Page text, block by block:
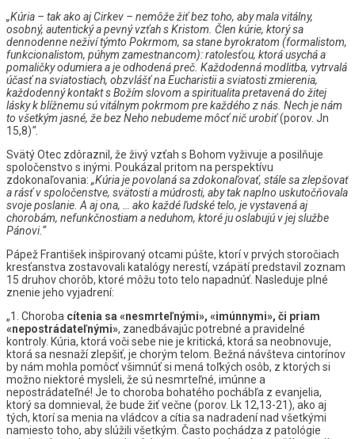
„Kúria – takako aj Cirkev – nemôžežiťbeztoho, abymalavitálny,
osobný, autentickýapevnývzťahsKristom. Člen kúrie, ktorýsa
dennodenneneživítýmto Pokrmom, sastanebyrokratom (formalistom,
funkcionalistom, púhym zamestnancom):ratolesťou, ktoráusycháa
pomaličkyodumieraajeodhodenápreč. Každodennámodlitba, vytrvalá
účasťnasviatostiach, obzvlášťnaEucharistiiasviatostizmierenia,
každodennýkontaktsBožím slovom aspiritualitapretavenádo žitej
láskykblížnemusúvitálnym pokrmom prekaždého znás. Nechjenám
to všetkým jasné, žebezNeho nebudememôcťničurobiť(porov. Jn
15,8)“.
Svätý Otec zdôraznil, že živý vzťah s Bohom vyživuje a posilňuje
spoločenstvo s inými. Poukázal pritom na perspektívu
zdokonaľovania: „Kúriajepovolanásazdokonaľovať, stálesazlepšovať
arásťvspoločenstve, svätostiamúdrosti, abytaknaplno uskutočňovala
svojeposlanie. A ajona, ako každéľudskételo, jevystavenáaj
chorobám, nefunkčnostiam aneduhom, ktoréjuoslabujúvjejslužbe
Pánovi.“
Pápež František inšpirovaný otcami púšte, ktorí v prvých storočiach
kresťanstva zostavovali katalógy nerestí, vzápätí predstavil zoznam
15 druhov chorôb, ktoré môžu toto telo napadnúť. Nasleduje plné
znenie jeho vyjadrení:
„1. Choroba cítenia sa «nesmrteľnými», «imúnnymi», či priam
«nepostrádateľnými», zanedbávajúc potrebné a pravidelné
kontroly. Kúria, ktorá voči sebe nie je kritická, ktorá sa neobnovuje,
ktorá sa nesnaží zlepšiť, je chorým telom. Bežná návšteva cintorínov
by nám mohla pomôcť všimnúť si mená toľkých osôb, z ktorých si
možno niektoré mysleli, že sú nesmrteľné, imúnne a
nepostrádateľné! Je to choroba bohatého pochábľa z evanjelia,
ktorý sa domnieval, že bude žiť večne (porov. Lk 12,13-21), ako aj
tých, ktorí sa menia na vládcov a cítia sa nadradení nad všetkými
namiesto toho, aby slúžili všetkým. Často pochádza z patológie